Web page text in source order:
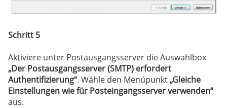
Schritt 5
Aktiviere unter Postausgangsserver die Auswahlbox
„Der Postausgangsserver (SMTP) erfordert
Authentifizierung“. Wähle den Menüpunkt„Gleiche
Einstellungen wie für Posteingangsserver verwenden“
aus.